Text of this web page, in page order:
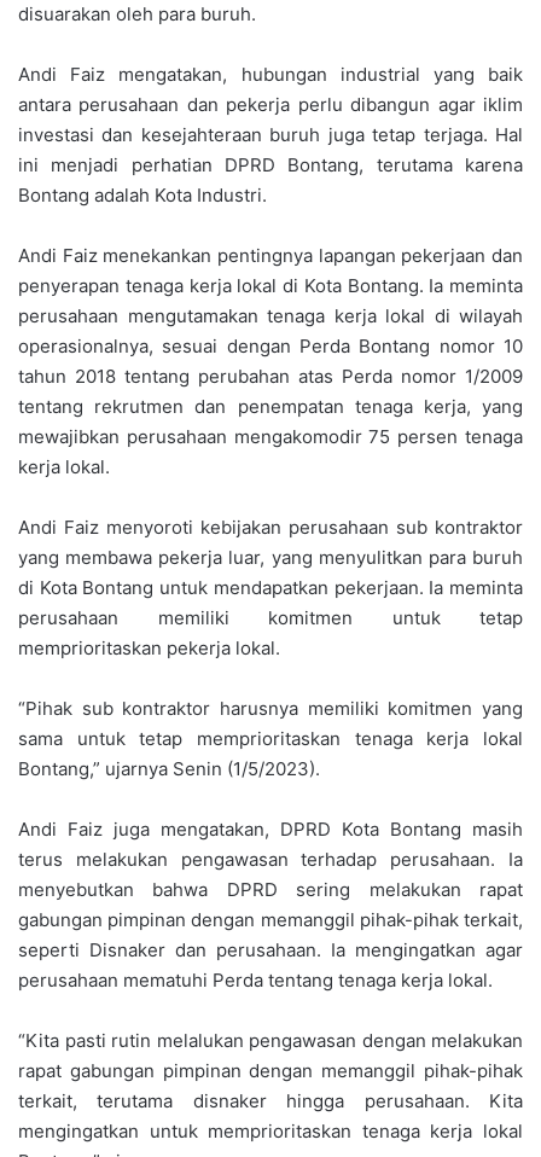
disuarakan oleh para buruh.
Andi Faiz mengatakan, hubungan industrial yang baik
antara perusahaan dan pekerja perlu dibangun agar iklim
investasi dan kesejahteraan buruh juga tetap terjaga. Hal
ini menjadi perhatian DPRD Bontang, terutama karena
Bontang adalah Kota Industri.
Andi Faiz menekankan pentingnya lapangan pekerjaan dan
penyerapan tenaga kerja lokal di Kota Bontang. Ia meminta
perusahaan mengutamakan tenaga kerja lokal di wilayah
operasionalnya, sesuai dengan Perda Bontang nomor 10
tahun 2018 tentang perubahan atas Perda nomor 1/2009
tentang rekrutmen dan penempatan tenaga kerja, yang
mewajibkan perusahaan mengakomodir 75 persen tenaga
kerja lokal.
Andi Faiz menyoroti kebijakan perusahaan sub kontraktor
yang membawa pekerja luar, yang menyulitkan para buruh
di Kota Bontang untuk mendapatkan pekerjaan. Ia meminta
perusahaan memiliki komitmen untuk tetap
memprioritaskan pekerja lokal.
“Pihak sub kontraktor harusnya memiliki komitmen yang
sama untuk tetap memprioritaskan tenaga kerja lokal
Bontang,” ujarnya Senin (1/5/2023).
Andi Faiz juga mengatakan, DPRD Kota Bontang masih
terus melakukan pengawasan terhadap perusahaan. Ia
menyebutkan bahwa DPRD sering melakukan rapat
gabungan pimpinan dengan memanggil pihak-pihak terkait,
seperti Disnaker dan perusahaan. Ia mengingatkan agar
perusahaan mematuhi Perda tentang tenaga kerja lokal.
“Kita pasti rutin melalukan pengawasan dengan melakukan
rapat gabungan pimpinan dengan memanggil pihak-pihak
terkait, terutama disnaker hingga perusahaan. Kita
mengingatkan untuk memprioritaskan tenaga kerja lokal